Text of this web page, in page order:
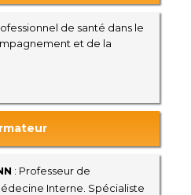
de santé dans le
et de la
: Professeur de
Interne. Spécialiste